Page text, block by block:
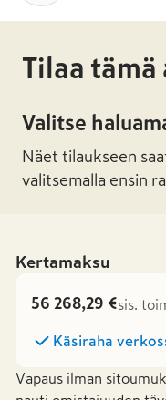
Tilaa tämä
Valitse
Näet tilaukseen
valitsemalla ensin
Kertamaksu
56 268,29 €sis.
Käsiraha
Vapaus ilman